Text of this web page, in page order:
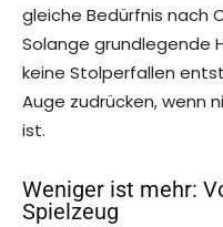
gleiche Bedürfnis nach
Solange grundlegende
keine Stolperfallen
Auge zudrücken, wenn
ist.
Weniger ist mehr:
Spielzeug